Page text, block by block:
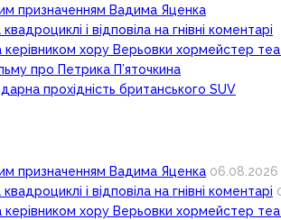
призначенням Вадима Яценка
і відповіла на гнівні коментарі
хору Верьовки хормейстер
про Петрика П’яточкина
прохідність британського SUV
призначенням Вадима Яценка 06.08.2026
і відповіла на гнівні коментарі
хору Верьовки хормейстер